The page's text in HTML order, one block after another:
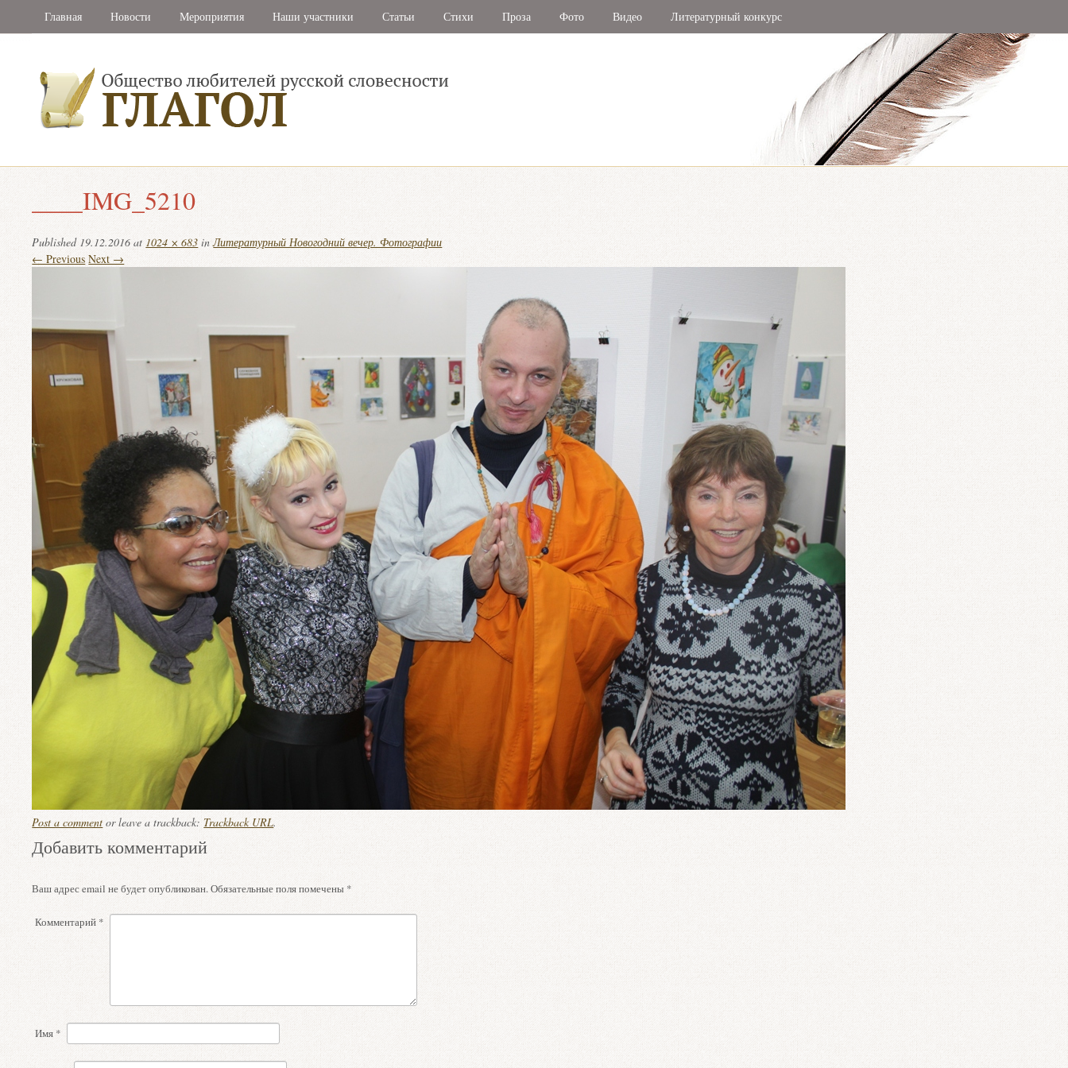
Главная Новости Мероприятия Наши участники Статьи Стихи Проза Фото Видео Литературный конкурс
____IMG_5210
Published 19.12.2016 at 1024 × 683 inЛитературный Новогодний вечер. Фотографии
← Previous Next →
Post a comment or leave a trackback:Trackback URL.
Добавить комментарий
Ваш адрес email не будет опубликован.Обязательные поля помечены *
Комментарий *
Имя *